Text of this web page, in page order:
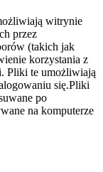
witrynie
przez
(takich jak
korzystania z
Pliki te umożliwiają
się.Pliki
po
na komputerze